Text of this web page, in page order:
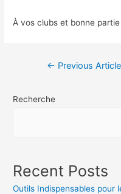
À vos clubs et bonne partie
Navigation
l’article
← Previous Article
Recherche
Recent Posts
Outils Indispensables pour